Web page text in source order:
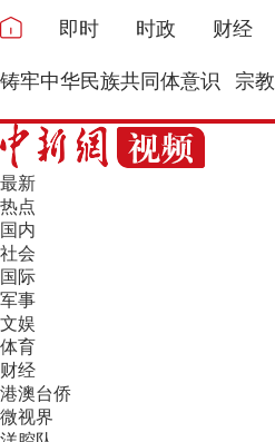
即时 时政 财经
铸牢中华民族共同体意识 宗教
最新
热点
国内
社会
国际
军事
文娱
体育
财经
港澳台侨
微视界